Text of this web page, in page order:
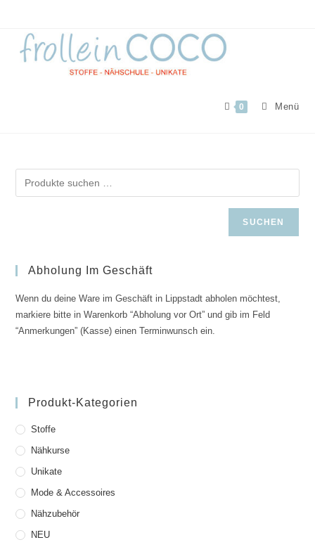
springen
0 Menü
SUCHEN
Abholung Im Geschäft
Wenn du deine Ware im Geschäft in Lippstadt abholen möchtest,
markiere bitte in Warenkorb “Abholung vor Ort” und gib im Feld
“Anmerkungen” (Kasse) einen Terminwunsch ein.
Produkt-Kategorien
Stoffe
Nähkurse
Unikate
Mode & Accessoires
Nähzubehör
NEU